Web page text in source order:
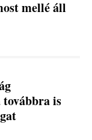
mellé áll
is